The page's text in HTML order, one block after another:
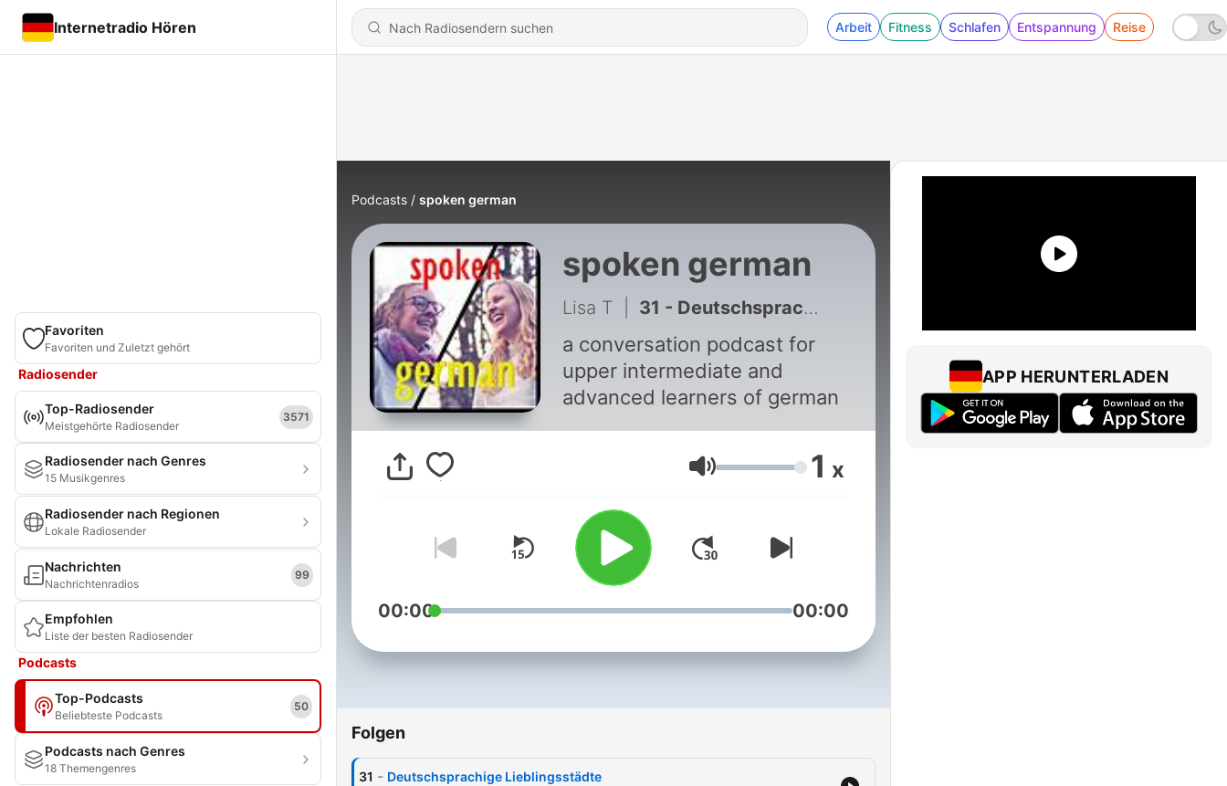
Internetradio Hören Arbeit Fitness Schlafen Entspannung Reise
Favoriten
Favoriten und Zuletzt gehört
Radiosender
Top-Radiosender
Meistgehörte Radiosender
3571
Radiosender nach Genres
15 Musikgenres
Radiosender nach Regionen
Lokale Radiosender
Nachrichten
Nachrichtenradios
99
Empfohlen
Liste der besten Radiosender
Podcasts
Top-Podcasts
Beliebteste Podcasts
50
Podcasts nach Genres
18 Themengenres
Podcasts spoken german
spoken german
Lisa T 31 - Deutschsprachige Lieblingsstädte
a conversation podcast for
upper intermediate and
advanced learners of german
Lautstärke 1 x
00:00 00:00
Folgen
31 - Deutschsprachige Lieblingsstädte
APP HERUNTERLADEN